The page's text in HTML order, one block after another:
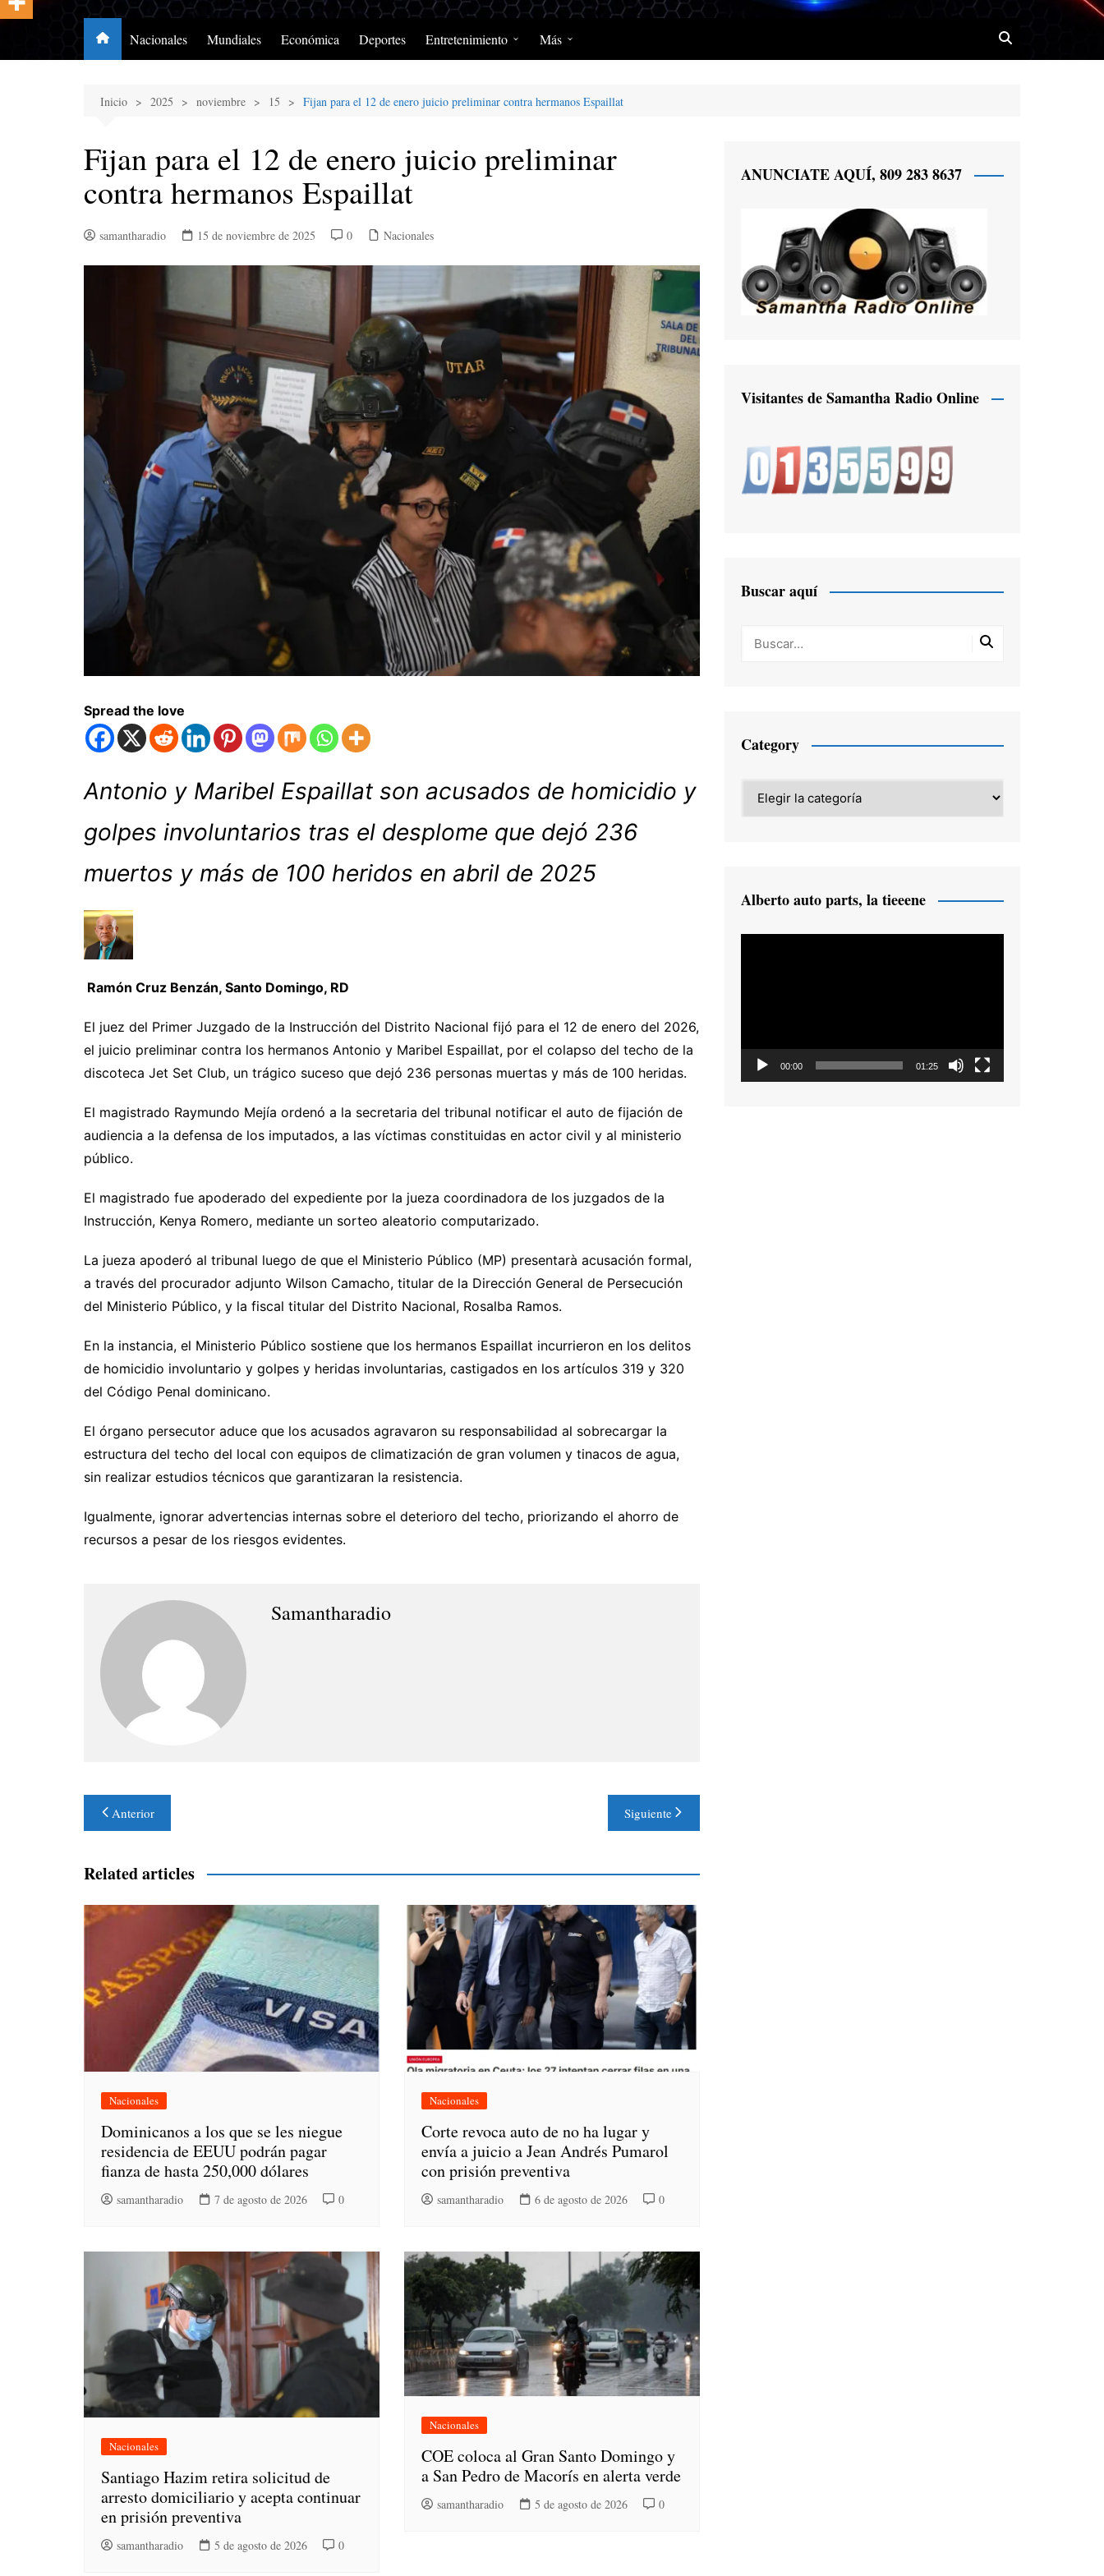
Nacionales Mundiales Económica Deportes Entretenimiento
MerengClásicos
Podcast y Programas de Radio
Más
Inicio 2025 noviembre 15 Fijan para el 12 de enero juicio preliminar contra hermanos Espaillat
Fijan para el 12 de enero juicio preliminar
contra hermanos Espaillat
samantharadio 15 de noviembre de 2025 0 Nacionales
Spread the love
Antonio y Maribel Espaillat son acusados de homicidio y
golpes involuntarios tras el desplome que dejó 236
muertos y más de 100 heridos en abril de 2025
Ramón Cruz Benzán, Santo Domingo, RD
El juez del Primer Juzgado de la Instrucción del Distrito Nacional fijó para el 12 de enero del 2026,
el juicio preliminar contra los hermanos Antonio y Maribel Espaillat, por el colapso del techo de la
discoteca Jet Set Club, un trágico suceso que dejó 236 personas muertas y más de 100 heridas.
El magistrado Raymundo Mejía ordenó a la secretaria del tribunal notificar el auto de fijación de
audiencia a la defensa de los imputados, a las víctimas constituidas en actor civil y al ministerio
público.
El magistrado fue apoderado del expediente por la jueza coordinadora de los juzgados de la
Instrucción, Kenya Romero, mediante un sorteo aleatorio computarizado.
La jueza apoderó al tribunal luego de que el Ministerio Público (MP) presentarà acusación formal,
a través del procurador adjunto Wilson Camacho, titular de la Dirección General de Persecución
del Ministerio Público, y la fiscal titular del Distrito Nacional, Rosalba Ramos.
En la instancia, el Ministerio Público sostiene que los hermanos Espaillat incurrieron en los delitos
de homicidio involuntario y golpes y heridas involuntarias, castigados en los artículos 319 y 320
del Código Penal dominicano.
El órgano persecutor aduce que los acusados agravaron su responsabilidad al sobrecargar la
estructura del techo del local con equipos de climatización de gran volumen y tinacos de agua,
sin realizar estudios técnicos que garantizaran la resistencia.
Igualmente, ignorar advertencias internas sobre el deterioro del techo, priorizando el ahorro de
recursos a pesar de los riesgos evidentes.
Samantharadio
Navegación
de
entradas
Anterior Siguiente
Related articles
Nacionales
Dominicanos a los que se les niegue
residencia de EEUU podrán pagar
fianza de hasta 250,000 dólares
samantharadio 7 de agosto de 2026 0
Nacionales
Corte revoca auto de no ha lugar y
envía a juicio a Jean Andrés Pumarol
con prisión preventiva
samantharadio 6 de agosto de 2026 0
Nacionales
Santiago Hazim retira solicitud de
arresto domiciliario y acepta continuar
en prisión preventiva
samantharadio 5 de agosto de 2026 0
Nacionales
COE coloca al Gran Santo Domingo y
a San Pedro de Macorís en alerta verde
samantharadio 5 de agosto de 2026 0
ANUNCIATE AQUÍ, 809 283 8637
Visitantes de Samantha Radio Online
Buscar aquí
Category
Alberto auto parts, la tieeene
00:00 01:25